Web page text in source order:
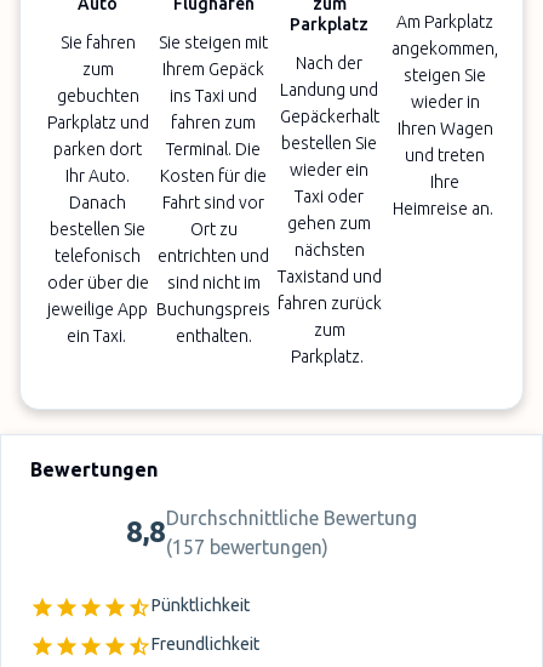
Sie fahren
zum
gebuchten
Parkplatz und
parken dort
Ihr Auto.
Danach
bestellen Sie
telefonisch
oder über die
jeweilige App
ein Taxi.
Sie steigen mit
Ihrem Gepäck
ins Taxi und
fahren zum
Terminal. Die
Kosten für die
Fahrt sind vor
Ort zu
entrichten und
sind nicht im
Buchungspreis
enthalten.
Parkplatz
Nach der
Landung und
Gepäckerhalt
bestellen Sie
wieder ein
Taxi oder
gehen zum
nächsten
Taxistand und
fahren zurück
zum
Parkplatz.
Am Parkplatz
angekommen,
steigen Sie
wieder in
Ihren Wagen
und treten
Ihre
Heimreise an.
Bewertungen
8,8Durchschnittliche Bewertung
(157 bewertungen)
Pünktlichkeit
Freundlichkeit